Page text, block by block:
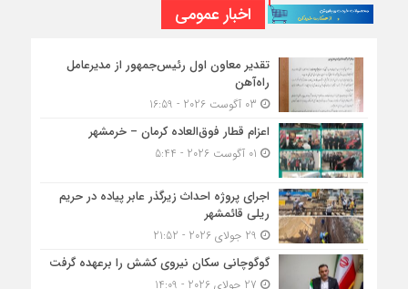
اخبار عمومی
تقدیر معاون اول رئیس‌جمهور از مدیرعامل
راه‌آهن
اعزام قطار فوق‌العاده کرمان – خرمشهر
اجرای پروژه احداث زیرگذر عابر پیاده در حریم
ریلی قائمشهر
گوگوچانی سکان نیروی کشش را برعهده گرفت